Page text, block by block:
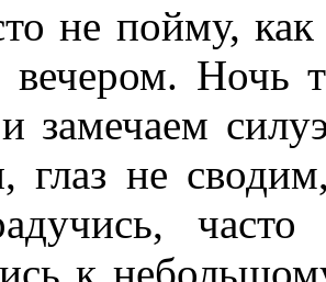
не пойму,
вечером. Ночь
замечаем
глаз не